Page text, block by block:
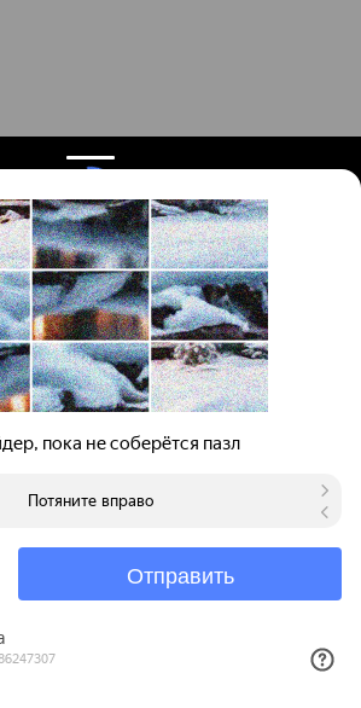
О проекте
Помощь
Карта сайта
- система поиска запчастей,
2026 Все права защищены